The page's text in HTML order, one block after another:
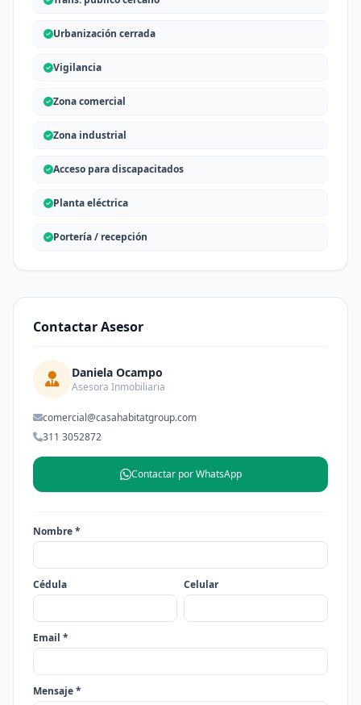
Urbanización cerrada
Vigilancia
Zona comercial
Zona industrial
Acceso para discapacitados
Planta eléctrica
Portería / recepción
Contactar Asesor
Daniela Ocampo
Asesora Inmobiliaria
comercial@casahabitatgroup.com
311 3052872
Contactar por WhatsApp
Nombre *
Cédula Celular
Email *
Mensaje *